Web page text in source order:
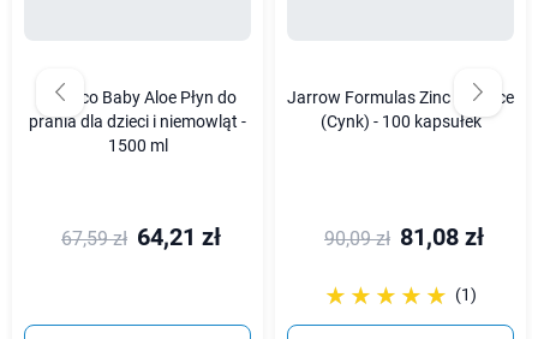
Swonco Baby Aloe Płyn do
prania dla dzieci i niemowląt -
1500 ml
67,59 zł 64,21 zł
Jarrow Formulas Zinc Balance
(Cynk) - 100 kapsułek
90,09 zł 81,08 zł
☆☆☆☆☆
★★★★★ (1)